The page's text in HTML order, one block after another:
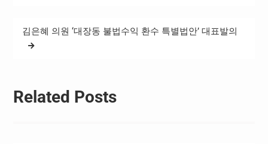
김은혜 의원 ‘대장동 불법수익 환수 특별법안’ 대표발의
Related Posts